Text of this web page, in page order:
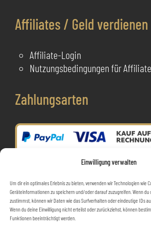
Einwilligung verwalten
Um dir ein optimales Erlebnis zu bieten, verwenden wir Technologien wie
Geräteinformationen zu speichern und/oder darauf zuzugreifen. Wenn du
zustimmst, können wir Daten wie das Surfverhalten oder eindeutige IDs
Wenn du deine Einwilligung nicht erteilst oder zurückziehst, können
Funktionen beeinträchtigt werden.
Affiliates / Geld verdienen
Affiliate-Login
Nutzungsbedingungen für
Zahlungsarten